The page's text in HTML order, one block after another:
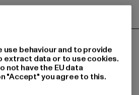
behaviour and to provide
extract data or to use cookies.
not have the EU data
"Accept" you agree to this.